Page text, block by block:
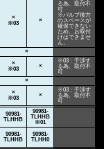
×
※03
×
る為、取付不
可
※バルブ後方
のスペースが
確保できない
ため、お取付
けはできませ
ん。
×
×
※03
×
※03：干渉す
る為、取付不
可
×
×
※03
×
※03：干渉す
る為、取付不
可
90981-
TLHHB
90981-
TLHHB
※01
90981-
TLHHB
90981-
TLHH0